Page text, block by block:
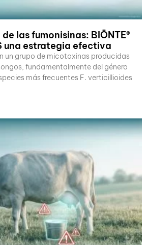
las fumonisinas: BIŌNTE®
una estrategia efectiva
grupo de micotoxinas producidas
fundamentalmente del género
más frecuentes F. verticillioides